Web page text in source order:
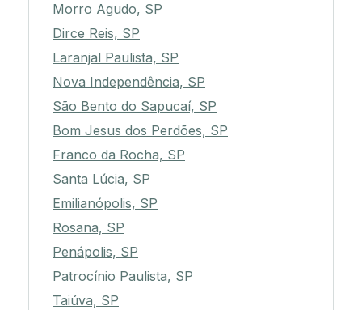
Morro Agudo, SP
Dirce Reis, SP
Laranjal Paulista, SP
Nova Independência, SP
São Bento do Sapucaí, SP
Bom Jesus dos Perdões, SP
Franco da Rocha, SP
Santa Lúcia, SP
Emilianópolis, SP
Rosana, SP
Penápolis, SP
Patrocínio Paulista, SP
Taiúva, SP